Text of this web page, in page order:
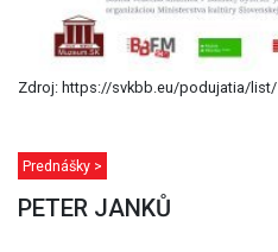
Zdroj: https://svkbb.eu/podujatia/list/
Prednášky >
PETER JANKŮ